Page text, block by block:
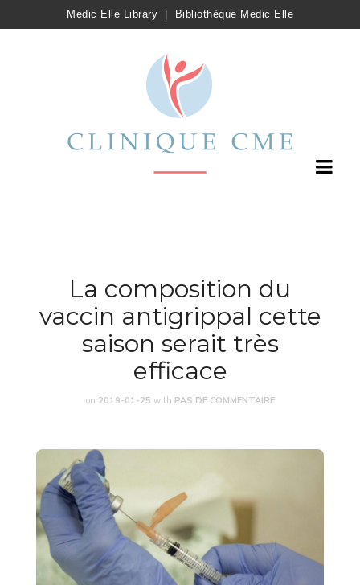
Medic Elle Library Bibliothèque Medic Elle
La composition du
vaccin antigrippal cette
saison serait très
efficace
on 2019-01-25 with PAS DE COMMENTAIRE